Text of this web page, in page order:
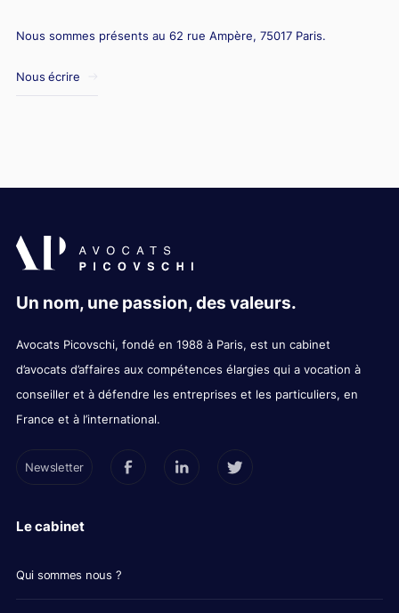
Nous sommes présents au 62 rue Ampère, 75017 Paris.
Nous écrire
Un nom, une passion, des valeurs.
Avocats Picovschi, fondé en 1988 à Paris, est un cabinet
d’avocats d’affaires aux compétences élargies qui a vocation à
conseiller et à défendre les entreprises et les particuliers, en
France et à l’international.
Newsletter
Le cabinet
Qui sommes nous ?